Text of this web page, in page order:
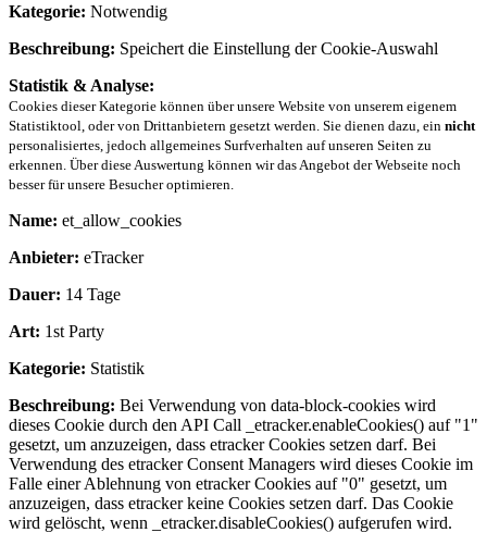
Kategorie: Notwendig
Beschreibung: Speichert die Einstellung der Cookie-Auswahl
Statistik & Analyse:
Cookies dieser Kategorie können über unsere Website von unserem eigenem
Statistiktool, oder von Drittanbietern gesetzt werden. Sie dienen dazu, ein nicht
personalisiertes, jedoch allgemeines Surfverhalten auf unseren Seiten zu
erkennen. Über diese Auswertung können wir das Angebot der Webseite noch
besser für unsere Besucher optimieren.
Name: et_allow_cookies
Anbieter: eTracker
Dauer: 14 Tage
Art: 1st Party
Kategorie: Statistik
Beschreibung: Bei Verwendung von data-block-cookies wird
dieses Cookie durch den API Call _etracker.enableCookies() auf "1"
gesetzt, um anzuzeigen, dass etracker Cookies setzen darf. Bei
Verwendung des etracker Consent Managers wird dieses Cookie im
Falle einer Ablehnung von etracker Cookies auf "0" gesetzt, um
anzuzeigen, dass etracker keine Cookies setzen darf. Das Cookie
wird gelöscht, wenn _etracker.disableCookies() aufgerufen wird.